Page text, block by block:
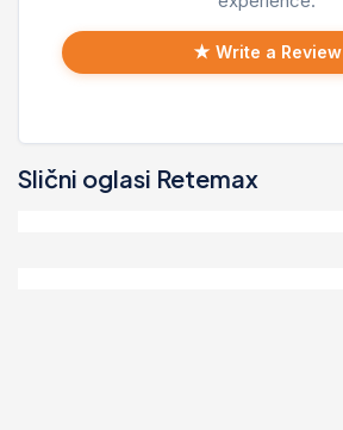
★ Write a Review
Slični oglasi Retemax